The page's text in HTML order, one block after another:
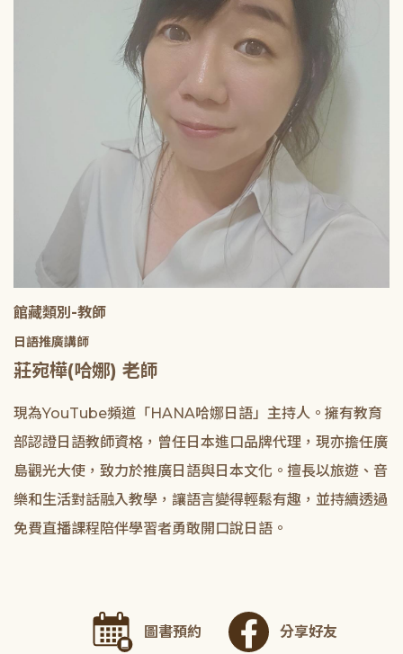
館藏類別-教師
日語推廣講師
莊宛樺(哈娜) 老師
現為YouTube頻道「HANA哈娜日語」主持人。擁有教育
部認證日語教師資格，曾任日本進口品牌代理，現亦擔任廣
島觀光大使，致力於推廣日語與日本文化。擅長以旅遊、音
樂和生活對話融入教學，讓語言變得輕鬆有趣，並持續透過
免費直播課程陪伴學習者勇敢開口說日語。
圖書預約 分享好友